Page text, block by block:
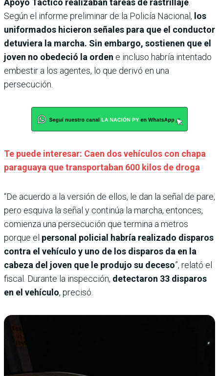
Según el informe preliminar de la Policía Nacional, los
uniformados hicieron señales para que el conductor
detuviera la marcha. Sin embargo, sostienen que el
joven no obedeció la orden e incluso habría intentado
embestir a los agentes, lo que derivó en una
persecución.
Te puede interesar: Caen dos vehículos con chapa
paraguaya que transportaban 600 kilos de droga
“De acuerdo a la versión de ellos, le dan la señal de pare,
pero esquiva la señal y continúa la marcha, entonces,
comienza una persecución que termina a metros
porque el personal policial habría realizado disparos
contra el vehículo y uno de los disparos da en la
cabeza del joven que le produjo su deceso”, relató el
fiscal. Durante la inspección, detectaron 33 disparos
en el vehículo, precisó.